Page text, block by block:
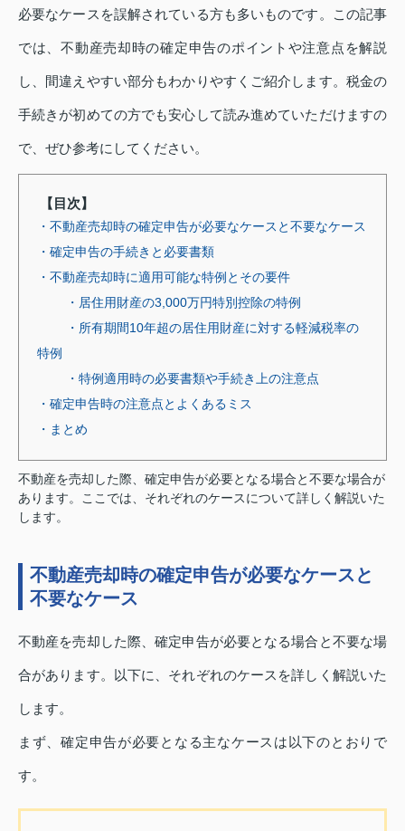
必要なケースを誤解されている方も多いものです。この記事
では、不動産売却時の確定申告のポイントや注意点を解説
し、間違えやすい部分もわかりやすくご紹介します。税金の
手続きが初めての方でも安心して読み進めていただけますの
で、ぜひ参考にしてください。
【目次】
・不動産売却時の確定申告が必要なケースと不要なケース
・確定申告の手続きと必要書類
・不動産売却時に適用可能な特例とその要件
・居住用財産の3,000万円特別控除の特例
・所有期間10年超の居住用財産に対する軽減税率の
特例
・特例適用時の必要書類や手続き上の注意点
・確定申告時の注意点とよくあるミス
・まとめ
不動産を売却した際、確定申告が必要となる場合と不要な場合が
あります。ここでは、それぞれのケースについて詳しく解説いた
します。
不動産売却時の確定申告が必要なケースと
不要なケース
不動産を売却した際、確定申告が必要となる場合と不要な場
合があります。以下に、それぞれのケースを詳しく解説いた
します。
まず、確定申告が必要となる主なケースは以下のとおりで
す。